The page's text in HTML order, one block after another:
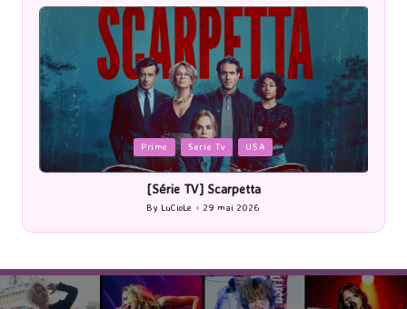
Posted
in
Prime Serie Tv USA
[Série TV] Scarpetta
Posted
by
By LuCioLe 29 mai 2026